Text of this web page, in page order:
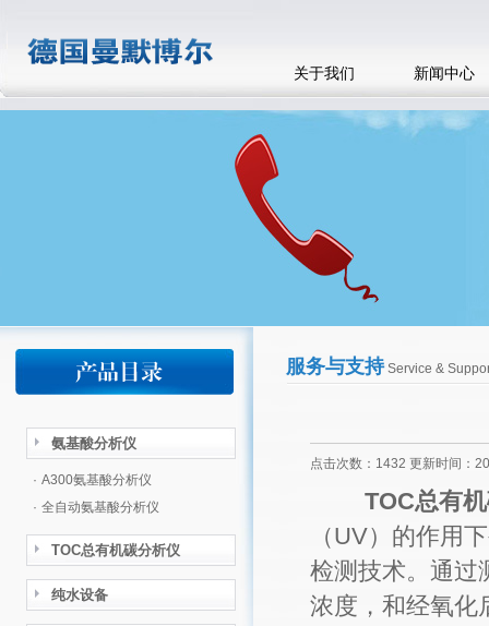
关于我们 新闻中心
氨基酸分析仪
· A300氨基酸分析仪
· 全自动氨基酸分析仪
TOC总有机碳分析仪
纯水设备
服务与支持Service &
点击次数：1432 更新时间：
TOC总有
（UV）的作用
检测技术。通过
浓度，和经氧化